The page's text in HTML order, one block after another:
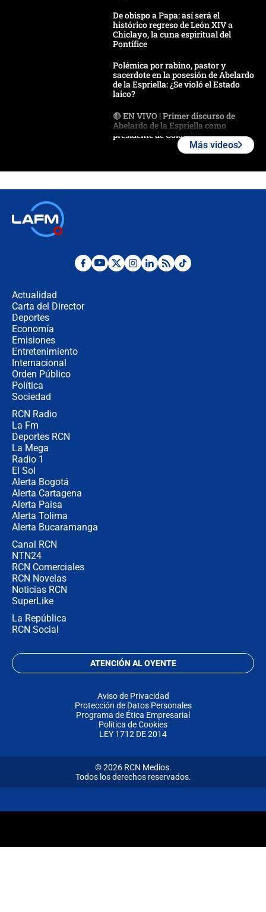
De obispo a Papa: así será el
histórico regreso de León XIV a
Chiclayo, la cuna espiritual del
Pontífice
Polémica por rabino, pastor y
sacerdote en la posesión de Abelardo
de la Espriella: ¿Se violó el Estado
laico?
🔴 EN VIVO | Primer discurso de
Abelardo de la Espriella como
presidente de Colombia
Espriella en Cali inicia la
Desde dermatitis hasta infecciones:
Más videos
Actualidad
Carta del Director
Deportes
Economía
Emisiones
Entretenimiento
Internacional
Orden Público
Política
Sociedad
RCN Radio
La Fm
Deportes RCN
La Mega
Radio 1
El Sol
Alerta Bogotá
Alerta Cartagena
Alerta Paisa
Alerta Tolima
Alerta Bucaramanga
Canal RCN
NTN24
RCN Comerciales
RCN Novelas
Noticias RCN
SuperLike
La República
RCN Social
ATENCIÓN AL OYENTE
Aviso de Privacidad
Protección de Datos Personales
Programa de Ética Empresarial
Política de Cookies
LEY 1712 DE 2014
© 2026 RCN Medios.
Todos los derechos reservados.